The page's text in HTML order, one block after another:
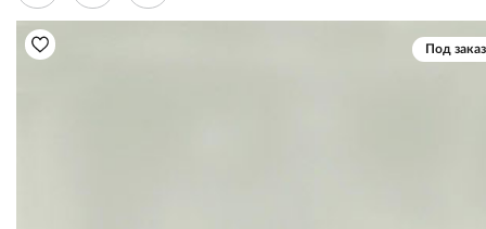
Под заказ